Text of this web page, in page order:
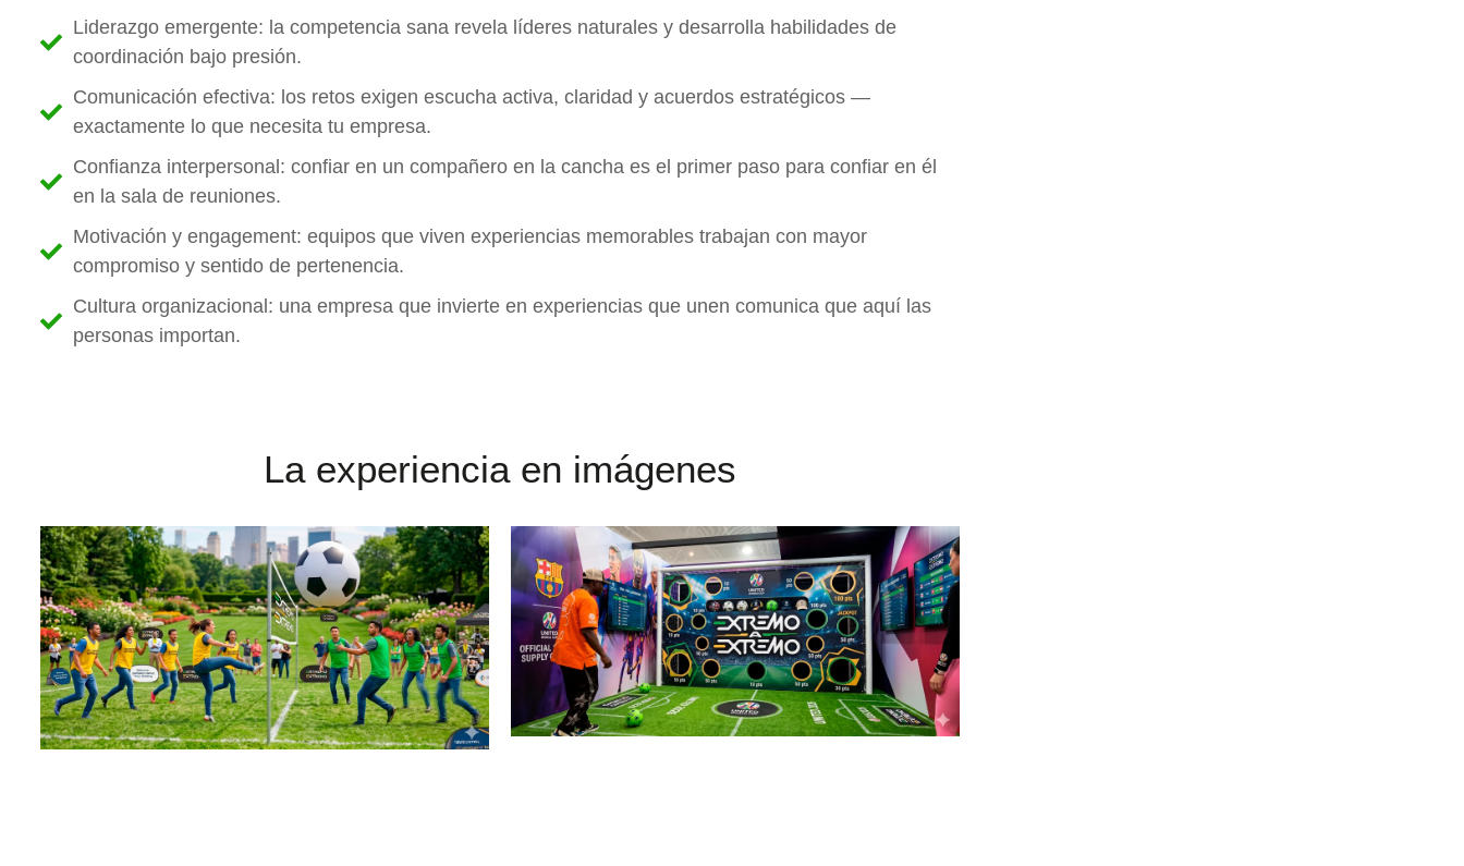
Liderazgo emergente: la competencia sana revela líderes naturales y desarrolla habilidades de
coordinación bajo presión.
Comunicación efectiva: los retos exigen escucha activa, claridad y acuerdos estratégicos —
exactamente lo que necesita tu empresa.
Confianza interpersonal: confiar en un compañero en la cancha es el primer paso para confiar en él
en la sala de reuniones.
Motivación y engagement: equipos que viven experiencias memorables trabajan con mayor
compromiso y sentido de pertenencia.
Cultura organizacional: una empresa que invierte en experiencias que unen comunica que aquí las
personas importan.
La experiencia en imágenes